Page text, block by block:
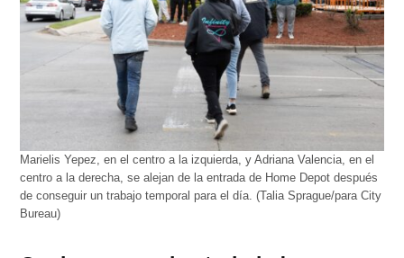
Marielis Yepez, en el centro a la izquierda, y Adriana Valencia, en el
centro a la derecha, se alejan de la entrada de Home Depot después
de conseguir un trabajo temporal para el día. (Talia Sprague/para City
Bureau)